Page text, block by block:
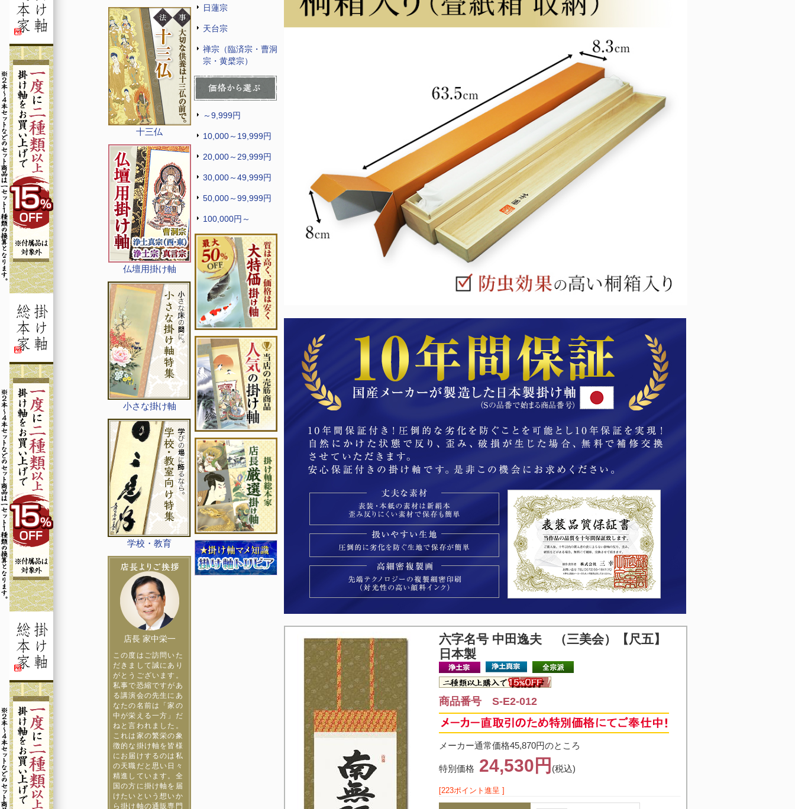
十三仏
仏壇用掛け軸
小さな掛け軸
学校・教育
店長 家中栄一
この度はご訪問いた
だきまして誠にあり
がとうございます。
私事で恐縮ですがあ
る講演会の先生にあ
なたの名前は「家の
中が栄える一方」だ
ねと言われました。
これは家の繁栄の象
徴的な掛け軸を皆様
にお届けするのは私
の天職だと思い日々
精進しています。全
国の方に掛け軸を届
けたいという想いか
ら掛け軸の通販専門
日蓮宗
天台宗
禅宗（臨済宗・曹洞
宗・黄檗宗）
～9,999円
10,000～19,999円
20,000～29,999円
30,000～49,999円
50,000～99,999円
100,000円～
六字名号 中田逸夫 （三美会）【尺五】
日本製
商品番号 S-E2-012
メーカー通常価格45,870円のところ
特別価格 24,530円 (税込)
[223ポイント進呈 ]